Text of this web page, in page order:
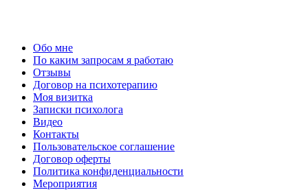
Услуги психолога
Обо мне
По каким запросам я работаю
Отзывы
Договор на психотерапию
Моя визитка
Записки психолога
Видео
Контакты
Пользовательское соглашение
Договор оферты
Политика конфиденциальности
Мероприятия